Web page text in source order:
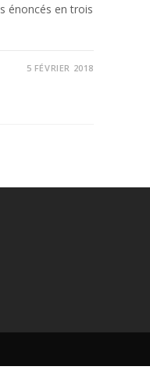
énoncés en trois
5 FÉVRIER 2018